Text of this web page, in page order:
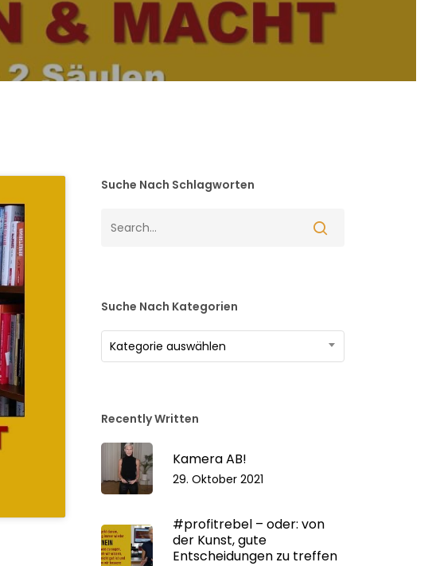
Suche Nach Schlagworten
Suche Nach Kategorien
Suche
nach
Kategorie auswählen
Recently Written
Kamera AB!
29. Oktober 2021
#profitrebel – oder: von
der Kunst, gute
Entscheidungen zu treffen